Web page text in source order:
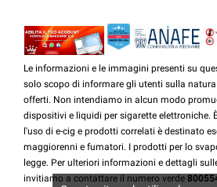
Le informazioni e le immagini presenti su
solo scopo di informare gli utenti sulla
offerti. Non intendiamo in alcun modo
dispositivi e liquidi per sigarette elettroniche.
l'uso di e-cig e prodotti correlati è destinato
maggiorenni e fumatori. I prodotti per lo
legge. Per ulteriori informazioni e dettagli
invitiamo a contattare il numero verde